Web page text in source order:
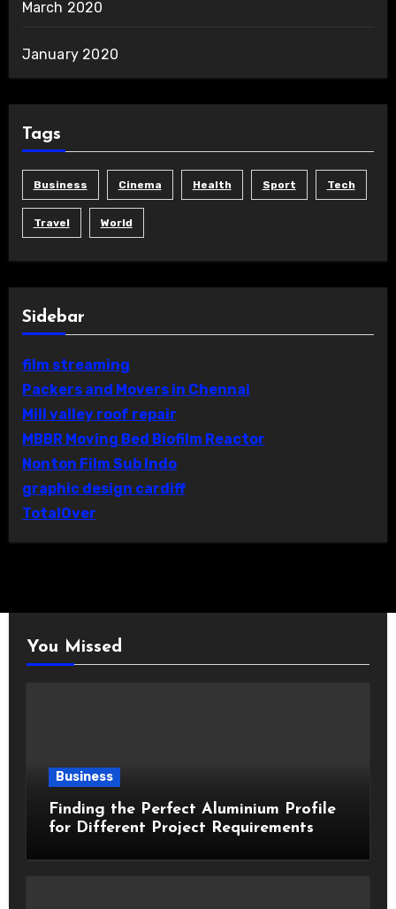
March 2020
January 2020
Tags
Business Cinema Health Sport Tech
Travel World
Sidebar
film streaming
Packers and Movers in Chennai
Mill valley roof repair
MBBR Moving Bed Biofilm Reactor
Nonton Film Sub Indo
graphic design cardiff
TotalOver
You Missed
Business
Finding the Perfect Aluminium Profile
for Different Project Requirements